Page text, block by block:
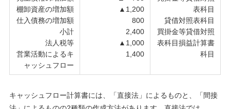
棚卸資産の増加額
仕入債務の増加額
小計
法人税等
営業活動によるキ
ャッシュフロー
▲1,200
800
2,400
▲1,000
1,400
表科目
貸借対照表科目
買掛金等貸借対照
表科目損益計算書
科目
キャッシュフロー計算書には、「直接法」によるものと、「間接